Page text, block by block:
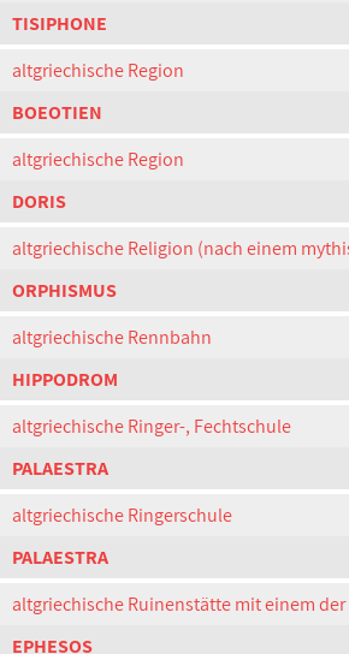
TISIPHONE
altgriechische Region
BOEOTIEN
altgriechische Region
DORIS
altgriechische Religion (nach einem
ORPHISMUS
altgriechische Rennbahn
HIPPODROM
altgriechische Ringer-, Fechtschule
PALAESTRA
altgriechische Ringerschule
PALAESTRA
altgriechische Ruinenstätte mit einem
EPHESOS